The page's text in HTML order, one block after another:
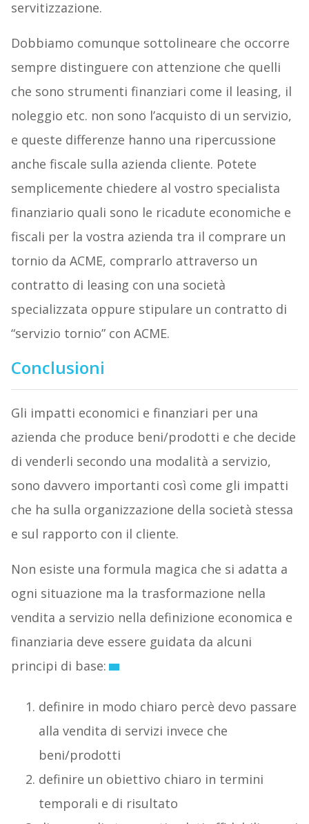
servitizzazione.
Dobbiamo comunque sottolineare che occorre
sempre distinguere con attenzione che quelli
che sono strumenti finanziari come il leasing, il
noleggio etc. non sono l’acquisto di un servizio,
e queste differenze hanno una ripercussione
anche fiscale sulla azienda cliente. Potete
semplicemente chiedere al vostro specialista
finanziario quali sono le ricadute economiche e
fiscali per la vostra azienda tra il comprare un
tornio da ACME, comprarlo attraverso un
contratto di leasing con una società
specializzata oppure stipulare un contratto di
“servizio tornio” con ACME.
Conclusioni
Gli impatti economici e finanziari per una
azienda che produce beni/prodotti e che decide
di venderli secondo una modalità a servizio,
sono davvero importanti così come gli impatti
che ha sulla organizzazione della società stessa
e sul rapporto con il cliente.
Non esiste una formula magica che si adatta a
ogni situazione ma la trasformazione nella
vendita a servizio nella definizione economica e
finanziaria deve essere guidata da alcuni
principi di base:
definire in modo chiaro percè devo passare
alla vendita di servizi invece che
beni/prodotti
definire un obiettivo chiaro in termini
temporali e di risultato